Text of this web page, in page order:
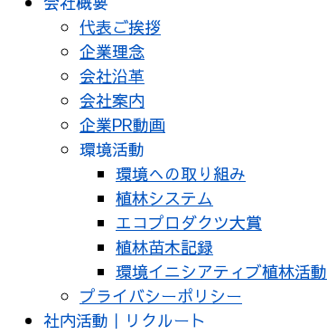
代表ご挨拶
企業理念
会社沿革
会社案内
企業PR動画
環境活動
環境への取り組み
植林システム
エコプロダクツ大賞
植林苗木記録
環境イニシアティブ植林活動
プライバシーポリシー
社内活動｜リクルート